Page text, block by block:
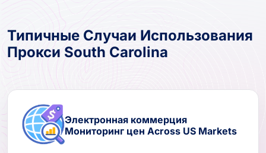
Типичные Случаи Использования
Прокси South Carolina
Электронная коммерция
Мониторинг цен Across US Markets